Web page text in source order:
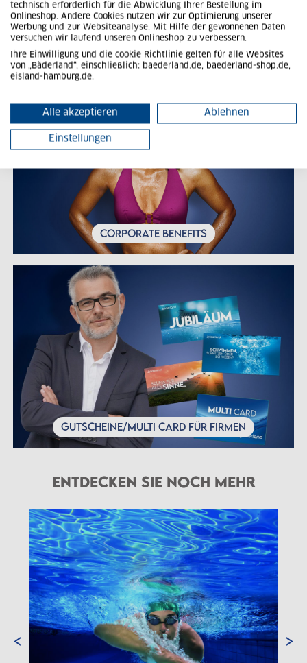
AKADEMIE
CORPORATE BENEFITS
GUTSCHEINE/MULTI CARD FÜR FIRMEN
ENTDECKEN SIE NOCH MEHR
‹ ›
technisch erforderlich für die Abwicklung Ihrer Bestellung im
Onlineshop. Andere Cookies nutzen wir zur Optimierung unserer
Werbung und zur Websiteanalyse. Mit Hilfe der gewonnenen Daten
versuchen wir laufend unseren Onlineshop zu verbessern.
Ihre Einwilligung und die cookie Richtlinie gelten für alle Websites
von „Bäderland“, einschließlich: baederland.de, baederland-shop.de,
eisland-hamburg.de.
Alle akzeptieren Ablehnen
Einstellungen